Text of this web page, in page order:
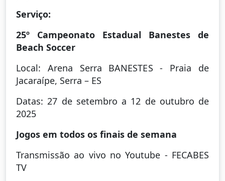
Serviço:
25º Campeonato Estadual Banestes de
Beach Soccer
Local: Arena Serra BANESTES - Praia de
Jacaraípe, Serra – ES
Datas: 27 de setembro a 12 de outubro de
2025
Jogos em todos os finais de semana
Transmissão ao vivo no Youtube - FECABES
TV